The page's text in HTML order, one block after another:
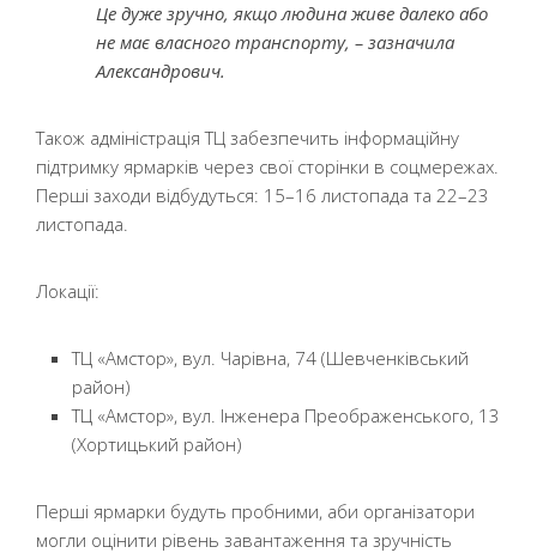
Це дуже зручно, якщо людина живе далеко або
не має власного транспорту, – зазначила
Александрович.
Також адміністрація ТЦ забезпечить інформаційну
підтримку ярмарків через свої сторінки в соцмережах.
Перші заходи відбудуться: 15–16 листопада та 22–23
листопада.
Локації:
ТЦ «Амстор», вул. Чарівна, 74 (Шевченківський
район)
ТЦ «Амстор», вул. Інженера Преображенського, 13
(Хортицький район)
Перші ярмарки будуть пробними, аби організатори
могли оцінити рівень завантаження та зручність